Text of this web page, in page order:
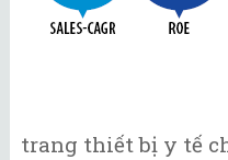
trang thiết bị y tế